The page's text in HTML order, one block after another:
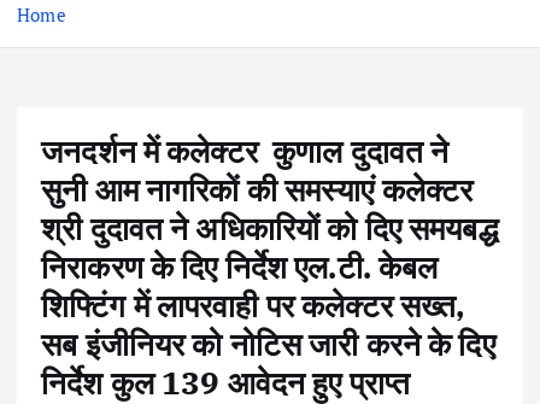
Home
जनदर्शन में कलेक्टर कुणाल दुदावत ने
सुनी आम नागरिकों की समस्याएं कलेक्टर
श्री दुदावत ने अधिकारियों को दिए समयबद्ध
निराकरण के दिए निर्देश एल.टी. केबल
शिफ्टिंग में लापरवाही पर कलेक्टर सख्त,
सब इंजीनियर को नोटिस जारी करने के दिए
निर्देश कुल 139 आवेदन हुए प्राप्त